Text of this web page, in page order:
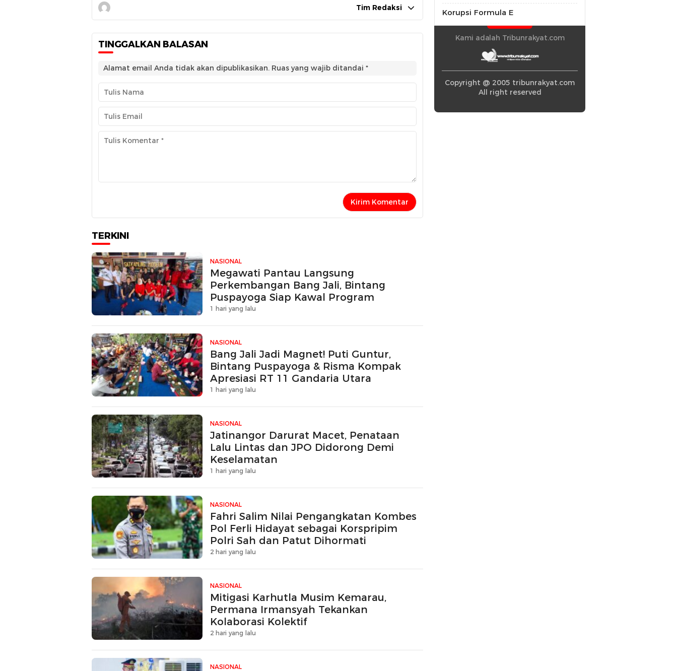
Tim Redaksi
TINGGALKAN BALASAN
Alamat email Anda tidak akan dipublikasikan. Ruas yang wajib ditandai *
TERKINI
NASIONAL
Megawati Pantau Langsung
Perkembangan Bang Jali, Bintang
Puspayoga Siap Kawal Program
1 hari yang lalu
NASIONAL
Bang Jali Jadi Magnet! Puti Guntur,
Bintang Puspayoga & Risma Kompak
Apresiasi RT 11 Gandaria Utara
1 hari yang lalu
NASIONAL
Jatinangor Darurat Macet, Penataan
Lalu Lintas dan JPO Didorong Demi
Keselamatan
1 hari yang lalu
NASIONAL
Fahri Salim Nilai Pengangkatan Kombes
Pol Ferli Hidayat sebagai Korspripim
Polri Sah dan Patut Dihormati
2 hari yang lalu
NASIONAL
Mitigasi Karhutla Musim Kemarau,
Permana Irmansyah Tekankan
Kolaborasi Kolektif
2 hari yang lalu
NASIONAL
Korupsi Formula E
Kami adalah Tribunrakyat.com
Copyright @ 2005 tribunrakyat.com
All right reserved